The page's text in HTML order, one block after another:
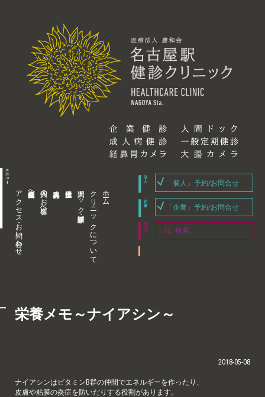
アクセス・お問い合わせ 企業内担当者様へ 個人のお客様へ 人間ドック・健康診断 クリニックについて ホーム
「個人」予約/お問合せ
「企業」予約/お問合せ
栄養メモ～ナイアシン～
2018-05-08
ナイアシンはビタミンB群の仲間でエネルギーを作ったり、
皮膚や粘膜の炎症を防いだりする役割があります。